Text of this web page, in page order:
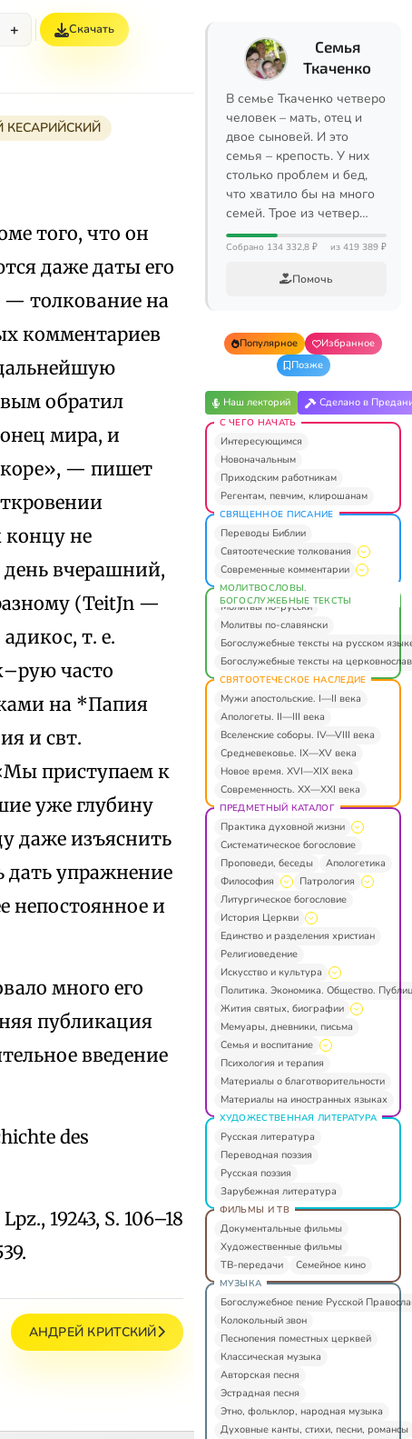
+ Скачать
КЕСАРИЙСКИЙ
того, что он
даже даты его
— толкование на
комментариев
обратил
мира, и
— пишет
концу не
день вчерашний,
(TeitЈn —
т. е.
часто
на *Папия
и свт.
приступаем к
уже глубину
даже изъяснить
дать упражнение
непостоянное и
много его
публикация
введение
des
19243, S. 106–18
АНДРЕЙ КРИТСКИЙ
Семья
Ткаченко
В семье Ткаченко четверо
человек – мать, отец и
двое сыновей. И это
семья – крепость. У них
столько проблем и бед,
что хватило бы на много
семей. Трое из четвер…
Собрано 134 332,8 ₽ из 419 389 ₽
Помочь
Популярное
Избранное
Позже
Наш лекторий Сделано в
С ЧЕГО НАЧАТЬ
Интересующимся
Новоначальным
Приходским работникам
Регентам, певчим, клирошанам
СВЯЩЕННОЕ ПИСАНИЕ
Переводы Библии
Святоотеческие толкования
Современные комментарии
МОЛИТВОСЛОВЫ.
БОГОСЛУЖЕБНЫЕ ТЕКСТЫ
Молитвы по-русски
Молитвы по-славянски
Богослужебные тексты на русском
Богослужебные тексты на
СВЯТООТЕЧЕСКОЕ НАСЛЕДИЕ
Мужи апостольские. I—II века
Апологеты. II—III века
Вселенские соборы. IV—VIII века
Средневековье. IX—XV века
Новое время. XVI—XIX века
Современность. XX—XXI века
ПРЕДМЕТНЫЙ КАТАЛОГ
Практика духовной жизни
Систематическое богословие
Проповеди, беседы
Апологетика
Философия
Патрология
Литургическое богословие
История Церкви
Единство и разделения христиан
Религиоведение
Искусство и культура
Политика. Экономика. Общество.
Жития святых, биографии
Мемуары, дневники, письма
Семья и воспитание
Психология и терапия
Материалы о благотворительности
Материалы на иностранных языках
ХУДОЖЕСТВЕННАЯ ЛИТЕРАТУРА
Русская литература
Переводная поэзия
Русская поэзия
Зарубежная литература
ФИЛЬМЫ И ТВ
Документальные фильмы
Художественные фильмы
ТВ-передачи
Семейное кино
МУЗЫКА
Богослужебное пение Русской
Колокольный звон
Песнопения поместных церквей
Классическая музыка
Авторская песня
Эстрадная песня
Этно, фольклор, народная музыка
Духовные канты, стихи, песни, романсы